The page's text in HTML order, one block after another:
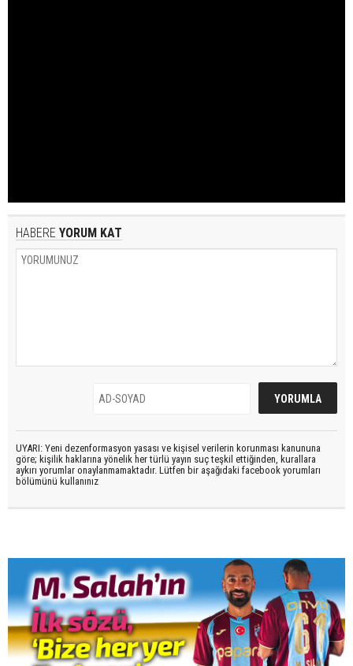
HABERE YORUM KAT
UYARI: Yeni dezenformasyon yasası ve kişisel verilerin korunması kanununa
göre; kişilik haklarına yönelik her türlü yayın suç teşkil ettiğinden, kurallara
aykırı yorumlar onaylanmamaktadır. Lütfen bir aşağıdaki facebook yorumları
bölümünü kullanınız